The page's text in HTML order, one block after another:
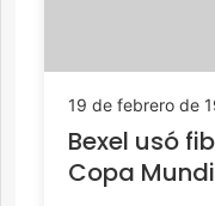
19 de febrero de
Bexel usó
Copa